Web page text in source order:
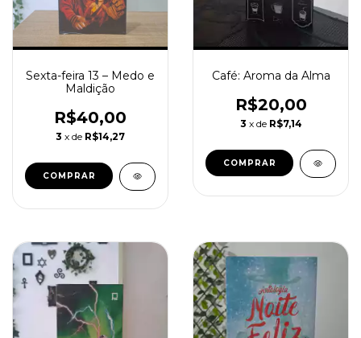
Sexta-feira 13 – Medo e
Maldição
R$40,00
3 x de R$14,27
Café: Aroma da Alma
R$20,00
3 x de R$7,14